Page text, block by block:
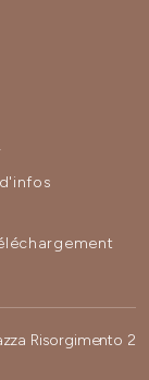
Risorgimento 2